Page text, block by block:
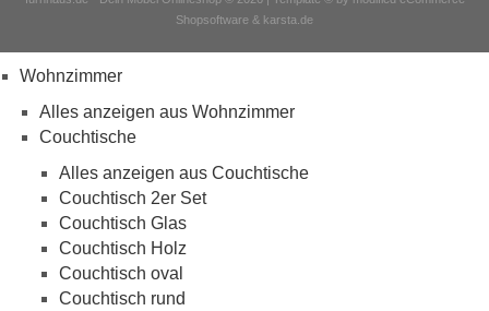
Shopsoftware & karsta.de
Wohnzimmer
Alles anzeigen aus Wohnzimmer
Couchtische
Alles anzeigen aus Couchtische
Couchtisch 2er Set
Couchtisch Glas
Couchtisch Holz
Couchtisch oval
Couchtisch rund